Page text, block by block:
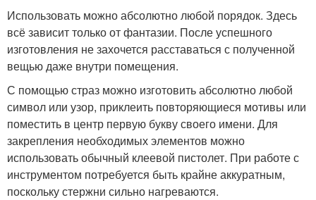
Использовать можно абсолютно любой порядок. Здесь
всё зависит только от фантазии. После успешного
изготовления не захочется расставаться с полученной
вещью даже внутри помещения.
С помощью страз можно изготовить абсолютно любой
символ или узор, приклеить повторяющиеся мотивы или
поместить в центр первую букву своего имени. Для
закрепления необходимых элементов можно
использовать обычный клеевой пистолет. При работе с
инструментом потребуется быть крайне аккуратным,
поскольку стержни сильно нагреваются.